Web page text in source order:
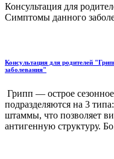
Консультация для
Симптомы данного
Консультация для родителей
заболевания"
Грипп — острое
подразделяются на 3
штаммы, что позволяет
антигенную структуру.